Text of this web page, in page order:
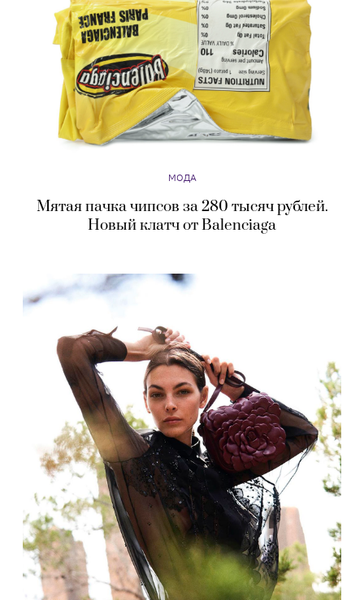
МОДА
Мятая пачка чипсов за 280 тысяч рублей.
Новый клатч от Balenciaga